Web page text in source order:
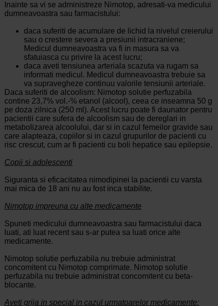
Inainte sa vi se administreze Nimotop, adresati-va medicului
dumneavoastra sau farmacistului:
daca suferiti de acumulare de lichid la nivelul creierului
sau o crestere severa a presiunii intracraniene;
Medicul dumneavoastra va fi in masura sa va
sfatuiasca cu privire la acest lucru;
daca aveti tensiunea arteriala scazuta va rugam sa
informati medicul. Medicul dumneavoastra trebuie sa
va supravegheze continuu valorile tensiunii arteriale.
Daca suferiti de alcoolism: Nimotop solutie perfuzabila
contine 23,7% vol.-% etanol (alcool), ceea ce inseamna 50 g
pe doza zilnica (250 ml). Acest lucru poate fi daunator pentru
pacientii care sufera de alcoolism sau de dereglari in
metabolizarea alcoolului, dar si in cazul femeilor gravide sau
care alapteaza, copiilor si in cazul grupurilor de pacienti cu
risc crescut, cum ar fi pacienti cu boli hepatice sau epilepsie.
Copii si adolescenti
Siguranta si eficacitatea nimodipinei la pacientii cu varsta
mai mica de 18 ani nu au fost inca stabilite.
Nimotop impreuna cu alte medicamente
Spuneti medicului dumneavoastra sau farmacistului daca
luati, ati luat recent sau s-ar putea sa luati orice alte
medicamente.
Nimotop solutie perfuzabila nu trebuie administrat
concomitent cu Nimotop comprimate. Nimotop solutie
perfuzabila nu trebuie administrat concomitent cu beta-
blocante.
Aveti grija in special in cazul urmatoarelor medicamente: